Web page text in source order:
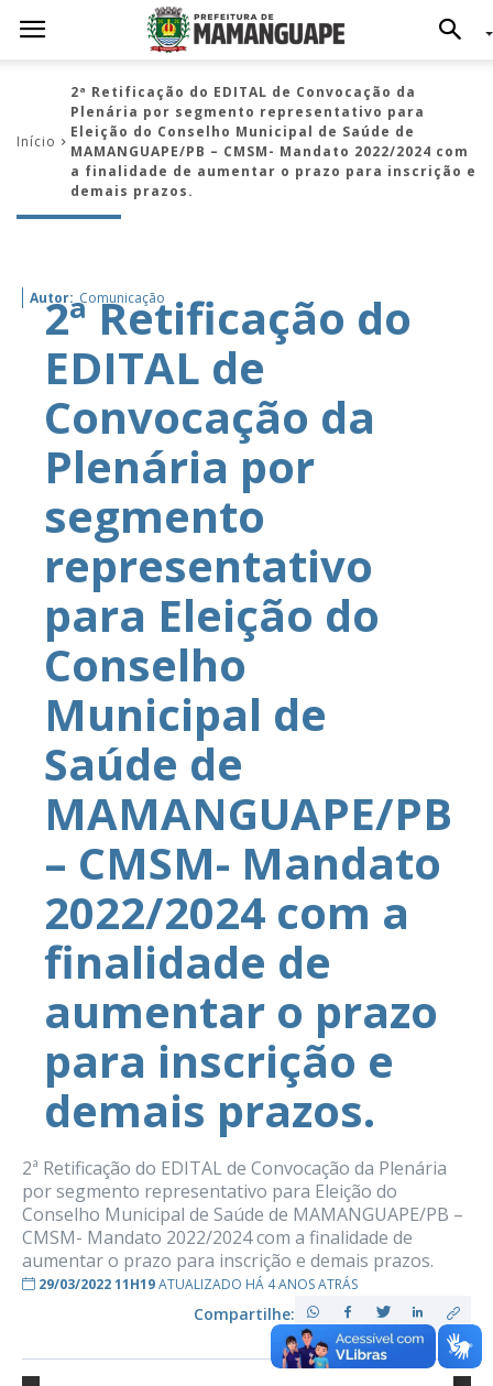
Início
2ª Retificação do EDITAL de Convocação da
Plenária por segmento representativo para
Eleição do Conselho Municipal de Saúde de
MAMANGUAPE/PB – CMSM- Mandato 2022/2024 com
a finalidade de aumentar o prazo para inscrição e
demais prazos.
Autor: Comunicação
2ª Retificação do
EDITAL de
Convocação da
Plenária por
segmento
representativo
para Eleição do
Conselho
Municipal de
Saúde de
MAMANGUAPE/PB
– CMSM- Mandato
2022/2024 com a
finalidade de
aumentar o prazo
para inscrição e
demais prazos.
2ª Retificação do EDITAL de Convocação da Plenária
por segmento representativo para Eleição do
Conselho Municipal de Saúde de MAMANGUAPE/PB –
CMSM- Mandato 2022/2024 com a finalidade de
aumentar o prazo para inscrição e demais prazos.
29/03/2022 11H19ATUALIZADO HÁ 4 ANOS ATRÁS
Compartilhe: